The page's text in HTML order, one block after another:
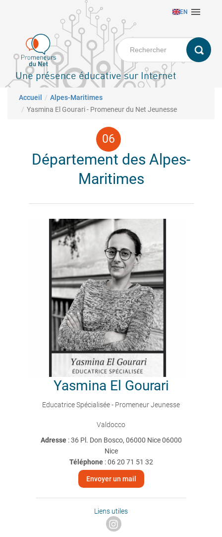
principal
EN 
Une présence éducative sur Internet
Fil d'Ariane
Accueil
Alpes-Maritimes
Yasmina El Gourari - Promeneur du Net Jeunesse
Département des Alpes-
Maritimes
Yasmina El Gourari
Educatrice Spécialisée - Promeneur Jeunesse
Valdocco
Adresse : 36 Pl. Don Bosco, 06000 Nice 06000
Nice
Téléphone:06 20 71 51 32
Envoyer un mail
Liens utiles